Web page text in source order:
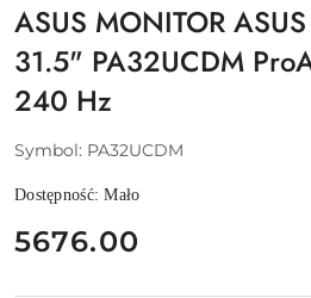
ASUS MONITOR ASUS
31.5" PA32UCDM
240 Hz
Symbol: PA32UCDM
Dostępność:Mało
cena:
5676.00